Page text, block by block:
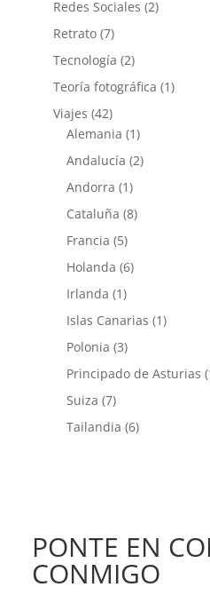
Redes Sociales (2)
Retrato(7)
Tecnología (2)
Teoría fotográfica (1)
Viajes (42)
Alemania (1)
Andalucía (2)
Andorra (1)
Cataluña (8)
Francia (5)
Holanda (6)
Irlanda (1)
Islas Canarias (1)
Polonia (3)
Principado de Asturias
Suiza (7)
Tailandia (6)
PONTE EN
CONMIGO